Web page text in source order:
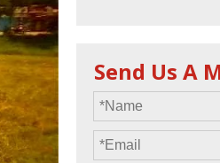
Precio de la maquinaria
Precio de la carpa para
Precio del andamio de
producto tipico
Send Us A